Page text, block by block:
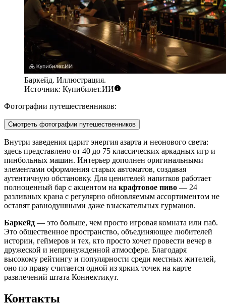
Баркейд. Иллюстрация.
Источник: Купибилет.ИИ
Фотографии путешественников:
Смотреть фотографии путешественников
Внутри заведения царит энергия азарта и неонового света:
здесь представлено от 40 до 75 классических аркадных игр и
пинбольных машин. Интерьер дополнен оригинальными
элементами оформления старых автоматов, создавая
аутентичную обстановку. Для ценителей напитков работает
полноценный бар с акцентом на крафтовое пиво — 24
разливных крана с регулярно обновляемым ассортиментом не
оставят равнодушными даже взыскательных гурманов.
Баркейд — это больше, чем просто игровая комната или паб.
Это общественное пространство, объединяющее любителей
истории, геймеров и тех, кто просто хочет провести вечер в
дружеской и непринужденной атмосфере. Благодаря
высокому рейтингу и популярности среди местных жителей,
оно по праву считается одной из ярких точек на карте
развлечений штата Коннектикут.
Контакты